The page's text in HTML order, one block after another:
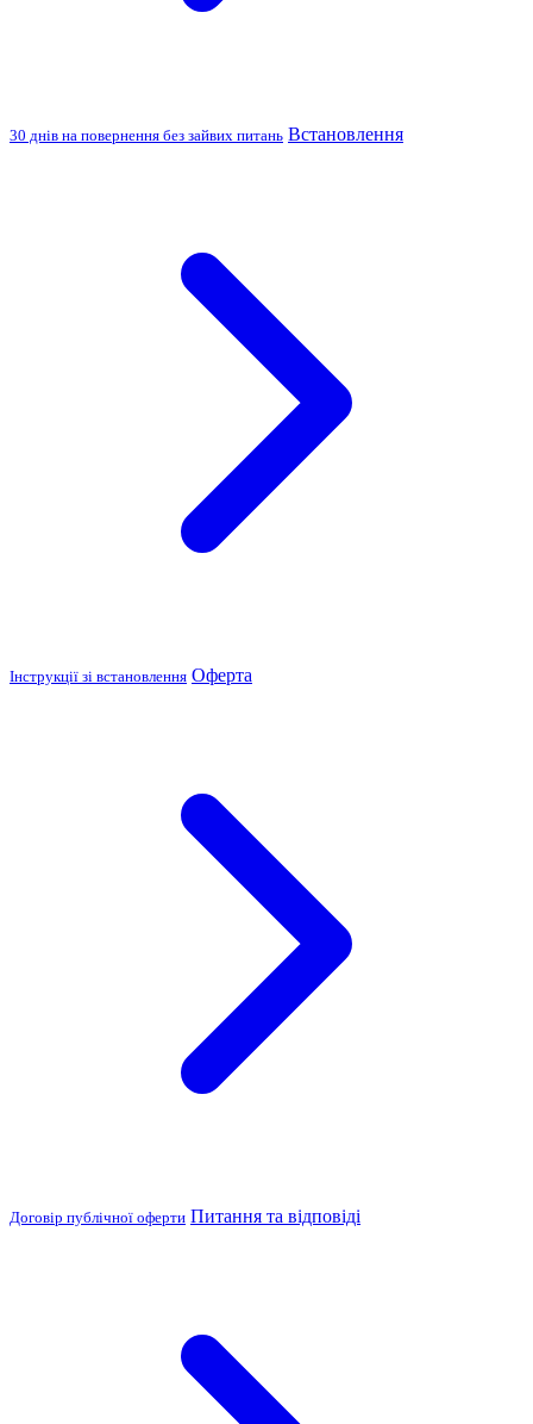
30 днів на повернення без зайвих питань Встановлення
Інструкції зі встановлення Оферта
Договір публічної оферти Питання та відповіді